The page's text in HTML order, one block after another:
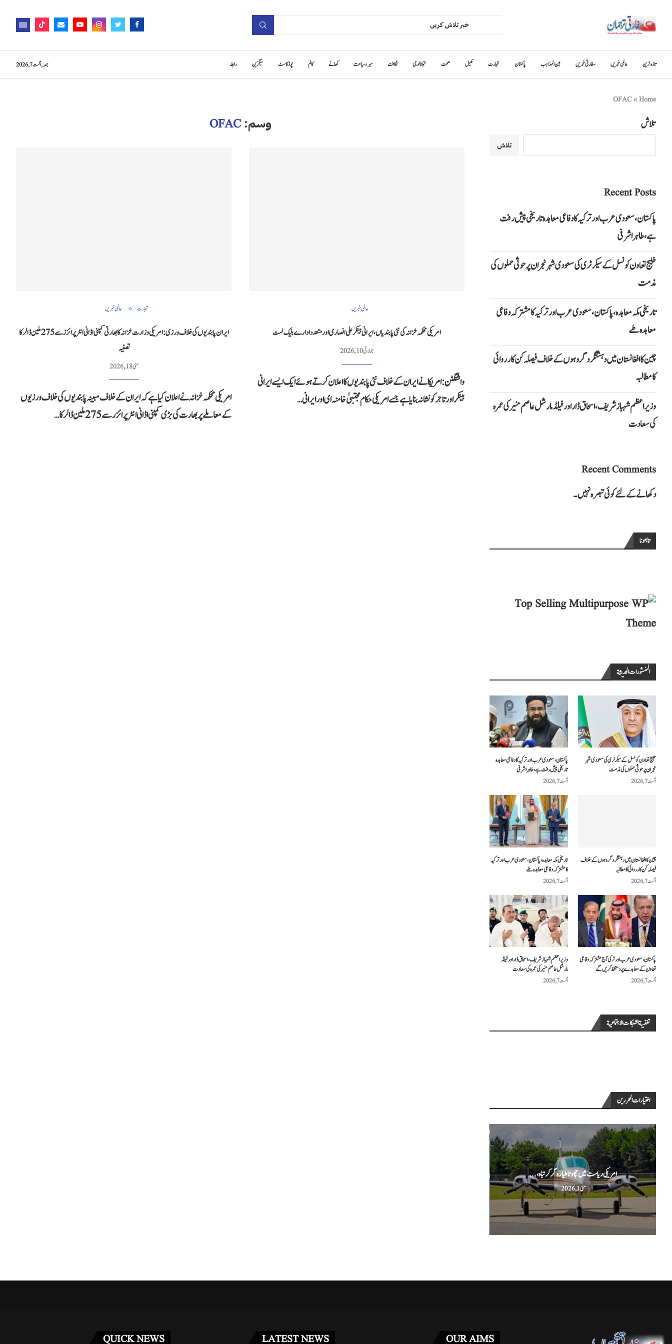
تازہ ترین عالمی خبریں سفارتی خبریں بین المذاہب پاکستان تجارت کھیل صحت ٹیکنالوجی ثقافت سیر و سیاحت کھانے کالم پوڈ کاسٹ میگزین رابطہ جمعہ, اگست 7, 2026
Home
»
OFAC
وسم:OFAC
عالمی خبریں
امریکی محکمہ خزانہ کی نئی پابندیاں، ایرانی بینکر علی انصاری اور متعدد ادارے بلیک لسٹ
جولائی 10, 2026
واشنگٹن: امریکا نے ایران کے خلاف نئی پابندیوں کا اعلان کرتے ہوئے ایک ایسے ایرانی
بینکر اور تاجر کو نشانہ بنایا ہے جسے امریکی حکام مجتبیٰ خامنہ ای اور ایرانی…
تجارت عالمی خبریں
ایران پابندیوں کی خلاف ورزی: امریکی وزارت خزانہ کا بھارتی کمپنی اڈانی انٹرپرائزز سے 275 ملین ڈالر کا
تصفیہ
مئی 18, 2026
امریکی محکمہ خزانہ نے اعلان کیا ہے کہ ایران کے خلاف مبینہ پابندیوں کی خلاف ورزیوں
کے معاملے پر بھارت کی بڑی کمپنی اڈانی انٹرپرائزر سے 275 ملین ڈالر کا…
تلاش
تلاش
Recent Posts
پاکستان، سعودی عرب اور ترکیہ کا دفاعی معاہدہ تاریخی پیش رفت
ہے، طاہر اشرفی
خلیج تعاون کونسل کے سیکرٹری کی سعودی شہر نجران پر حوثی حملوں کی
مذمت
تاریخی مکہ معاہدہ، پاکستان، سعودی عرب اور ترکیہ کا مشترکہ دفاعی
معاہدہ طے
چین کا افغانستان میں دہشتگرد گروہوں کے خلاف فیصلہ کن کارروائی
کا مطالبہ
وزیراعظم شہباز شریف، اسحاق ڈار اور فیلڈ مارشل عاصم منیر کی عمرہ
کی سعادت
Recent Comments
دکھانے کے لئے کوئی تبصرہ نہیں۔
تابعونا
المنشورات الحديثة
پاکستان، سعودی عرب اور ترکیہ کا دفاعی معاہدہ
تاریخی پیش رفت ہے، طاہر اشرفی
اگست 7, 2026
خلیج تعاون کونسل کے سیکرٹری کی سعودی شہر
نجران پر حوثی حملوں کی مذمت
اگست 7, 2026
تاریخی مکہ معاہدہ، پاکستان، سعودی عرب اور ترکیہ
کا مشترکہ دفاعی معاہدہ طے
اگست 7, 2026
چین کا افغانستان میں دہشتگرد گروہوں کے خلاف
فیصلہ کن کارروائی کا مطالبہ
اگست 7, 2026
وزیراعظم شہباز شریف، اسحاق ڈار اور فیلڈ
مارشل عاصم منیر کی عمرہ کی سعادت
اگست 7, 2026
پاکستان، سعودی عرب اور ترکی آج مشترکہ دفاعی
تعاون کے معاہدے پر دستخط کریں گے
اگست 7, 2026
تغذية الشبكات الاجتماعية
اختيارات المحررين
امریکی ریاست میں چھوٹا طیارہ گر کر تباہ،...
مئی 1, 2026
OUR AIMS
LATEST NEWS
QUICK NEWS